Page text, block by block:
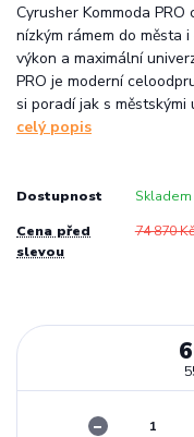
Cyrusher Kommoda
nízkým rámem do města
výkon a maximální
PRO je moderní
si poradí jak s městskými
celý popis
Dostupnost Skladem
Cena před
slevou
74 870 Kč